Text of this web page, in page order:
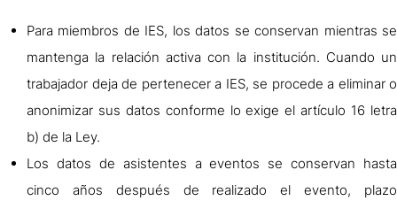
Para miembros de IES, los datos se conservan mientras se
mantenga la relación activa con la institución. Cuando un
trabajador deja de pertenecer a IES, se procede a eliminar o
anonimizar sus datos conforme lo exige el artículo 16 letra
b) de la Ley.
Los datos de asistentes a eventos se conservan hasta
cinco años después de realizado el evento, plazo